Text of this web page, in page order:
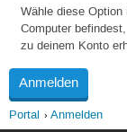
Wähle diese
Computer
zu deinem Konto
Portal Anmelden